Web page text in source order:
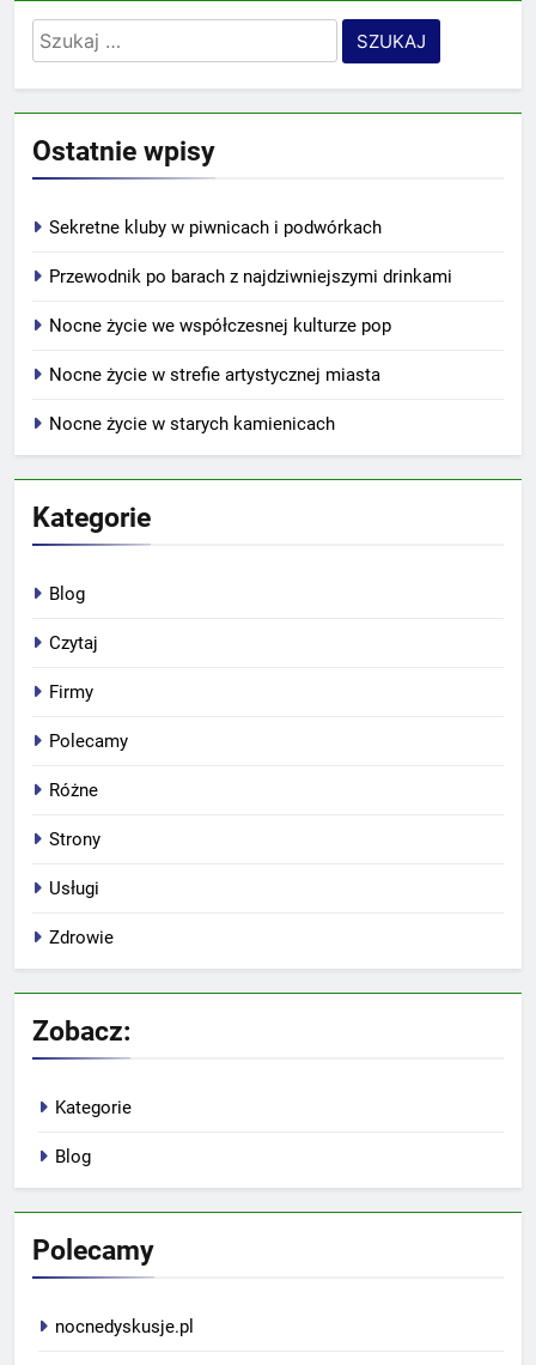
Szukaj:
Ostatnie wpisy
Sekretne kluby w piwnicach i podwórkach
Przewodnik po barach z najdziwniejszymi drinkami
Nocne życie we współczesnej kulturze pop
Nocne życie w strefie artystycznej miasta
Nocne życie w starych kamienicach
Kategorie
Blog
Czytaj
Firmy
Polecamy
Różne
Strony
Usługi
Zdrowie
Zobacz:
Kategorie
Blog
Polecamy
nocnedyskusje.pl